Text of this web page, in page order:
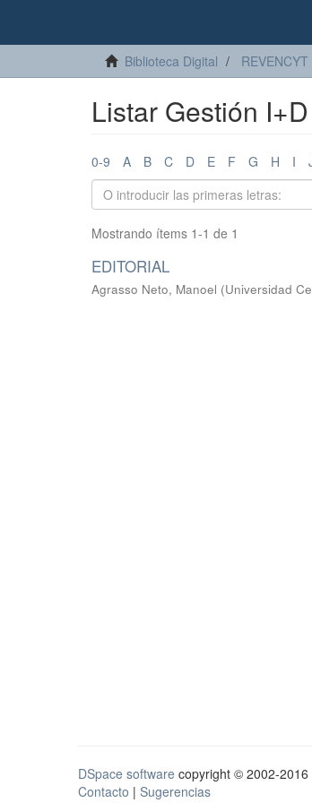
Biblioteca Digital REVENCYT
Listar Gestión
0-9 A B C D E F G H I
Mostrando ítems 1-1 de 1
EDITORIAL
Agrasso Neto, Manoel (Universidad
DSpace software copyright © 2002-2016
Contacto | Sugerencias